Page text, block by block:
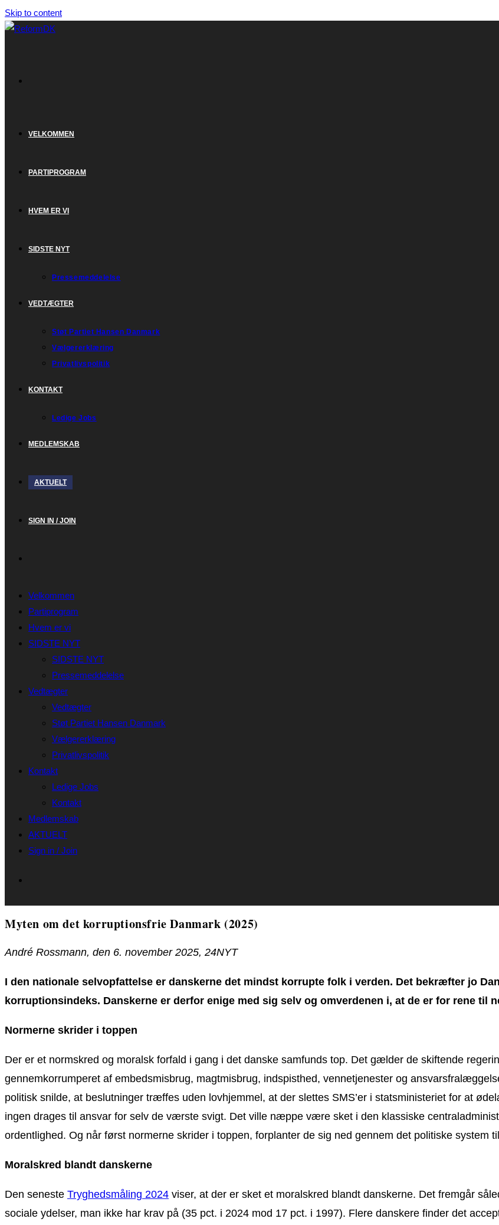
Skip to content
VELKOMMEN
PARTIPROGRAM
HVEM ER VI
SIDSTE NYT
Pressemeddelelse
VEDTÆGTER
Støt Partiet Hansen Danmark
Vælgererklæring
Privatlivspolitik
KONTAKT
Ledige Jobs
MEDLEMSKAB
AKTUELT
SIGN IN / JOIN
Velkommen
Partiprogram
Hvem er vi
SIDSTE NYT
SIDSTE NYT
Pressemeddelelse
Vedtægter
Vedtægter
Støt Partiet Hansen Danmark
Vælgererklæring
Privatlivspolitik
Kontakt
Ledige Jobs
Kontakt
Medlemskab
AKTUELT
Sign in / Join
Myten om det korruptionsfrie Danmark (2025)
André Rossmann, den 6. november 2025, 24NYT
I den nationale selvopfattelse er danskerne det mindst korrupte folk i verden. Det bekræfter jo
korruptionsindeks. Danskerne er derfor enige med sig selv og omverdenen i, at de er for rene til
Normerne skrider i toppen
Der er et normskred og moralsk forfald i gang i det danske samfunds top. Det gælder de skiftende
gennemkorrumperet af embedsmisbrug, magtmisbrug, indspisthed, vennetjenester og
politisk snilde, at beslutninger træffes uden lovhjemmel, at der slettes SMS’er i statsministeriet for at
ingen drages til ansvar for selv de værste svigt. Det ville næppe være sket i den klassiske
ordentlighed. Og når først normerne skrider i toppen, forplanter de sig ned gennem det politiske system
Moralskred blandt danskerne
Den seneste Tryghedsmåling 2024 viser, at der er sket et moralskred blandt danskerne. Det fremgår
sociale ydelser, man ikke har krav på (35 pct. i 2024 mod 17 pct. i 1997). Flere danskere finder det